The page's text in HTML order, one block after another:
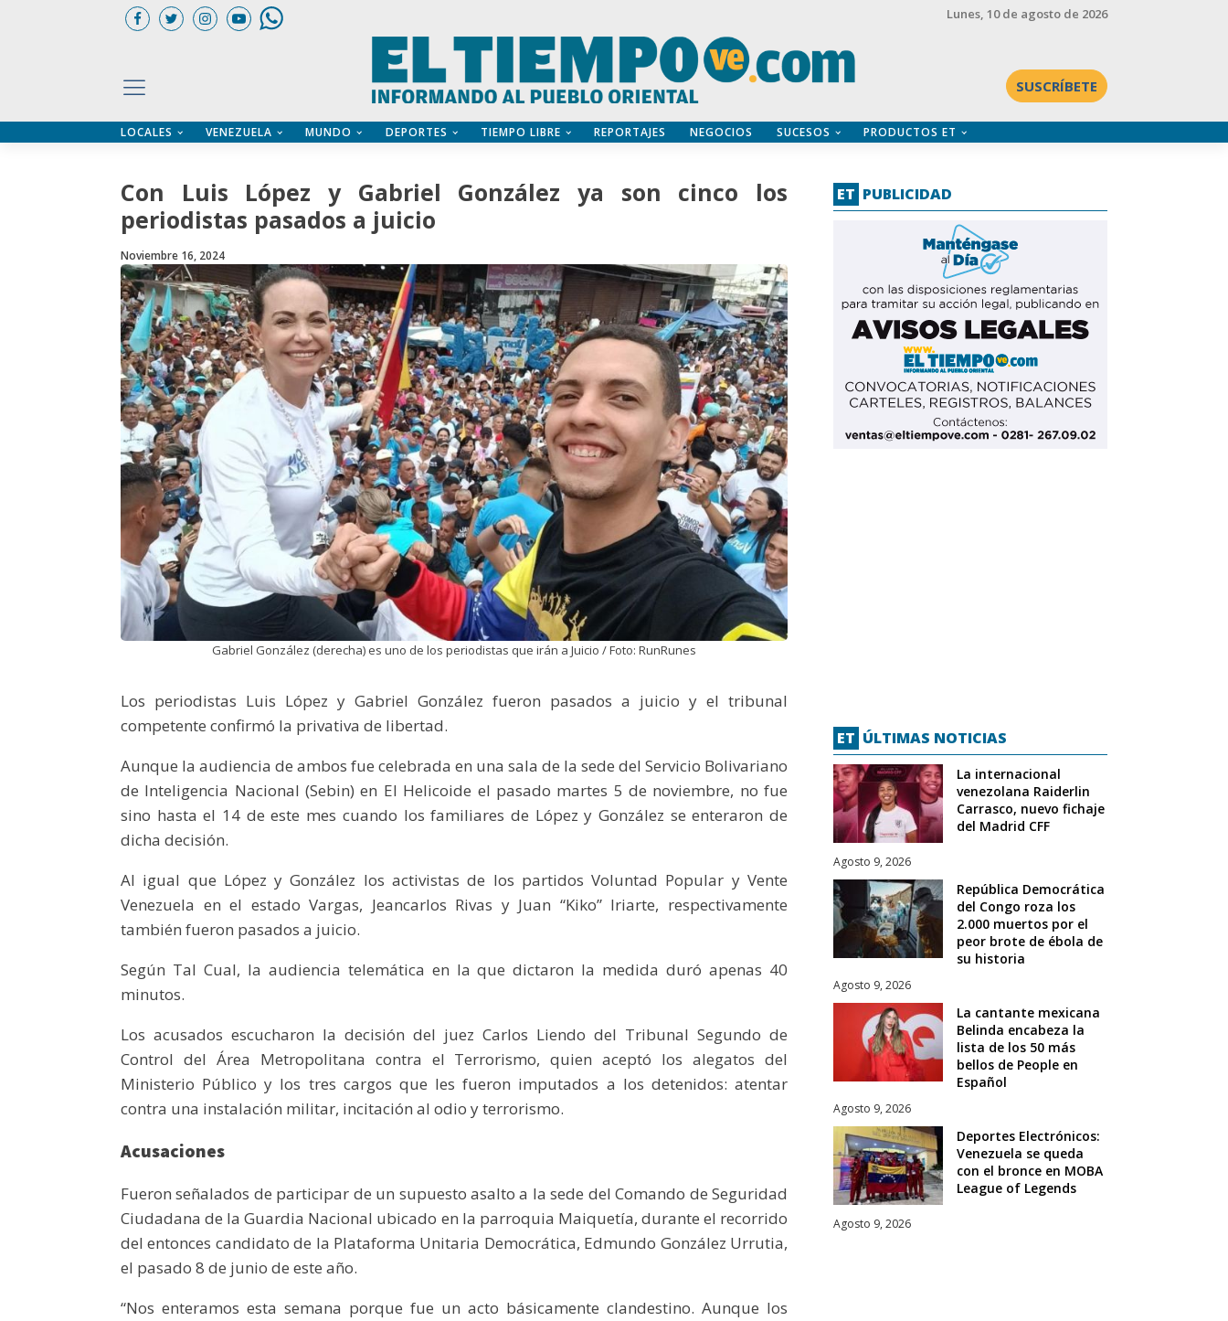
Lunes, 10 de agosto de 2026
SUSCRÍBETE
LOCALES VENEZUELA MUNDO DEPORTES TIEMPO LIBRE REPORTAJES NEGOCIOS SUCESOS PRODUCTOS ET
Con Luis López y Gabriel González ya son cinco los
periodistas pasados a juicio
Noviembre 16, 2024
Gabriel González (derecha) es uno de los periodistas que irán a Juicio / Foto: RunRunes
Los periodistas Luis López y Gabriel González fueron pasados a juicio y el tribunal
competente confirmó la privativa de libertad.
Aunque la audiencia de ambos fue celebrada en una sala de la sede del Servicio Bolivariano
de Inteligencia Nacional (Sebin) en El Helicoide el pasado martes 5 de noviembre, no fue
sino hasta el 14 de este mes cuando los familiares de López y González se enteraron de
dicha decisión.
Al igual que López y González los activistas de los partidos Voluntad Popular y Vente
Venezuela en el estado Vargas, Jeancarlos Rivas y Juan “Kiko” Iriarte, respectivamente
también fueron pasados a juicio.
Según Tal Cual, la audiencia telemática en la que dictaron la medida duró apenas 40
minutos.
Los acusados escucharon la decisión del juez Carlos Liendo del Tribunal Segundo de
Control del Área Metropolitana contra el Terrorismo, quien aceptó los alegatos del
Ministerio Público y los tres cargos que les fueron imputados a los detenidos: atentar
contra una instalación militar, incitación al odio y terrorismo.
Acusaciones
Fueron señalados de participar de un supuesto asalto a la sede del Comando de Seguridad
Ciudadana de la Guardia Nacional ubicado en la parroquia Maiquetía, durante el recorrido
del entonces candidato de la Plataforma Unitaria Democrática, Edmundo González Urrutia,
el pasado 8 de junio de este año.
“Nos enteramos esta semana porque fue un acto básicamente clandestino. Aunque los
ET PUBLICIDAD
ET ÚLTIMAS NOTICIAS
La internacional
venezolana Raiderlin
Carrasco, nuevo fichaje
del Madrid CFF
Agosto 9, 2026
República Democrática
del Congo roza los
2.000 muertos por el
peor brote de ébola de
su historia
Agosto 9, 2026
La cantante mexicana
Belinda encabeza la
lista de los 50 más
bellos de People en
Español
Agosto 9, 2026
Deportes Electrónicos:
Venezuela se queda
con el bronce en MOBA
League of Legends
Agosto 9, 2026